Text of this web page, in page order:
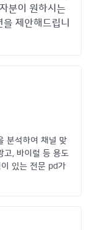
분이 원하시는
제안해드립니
분석하여 채널 맞
고, 바이럴 등 용도
있는 전문 pd가